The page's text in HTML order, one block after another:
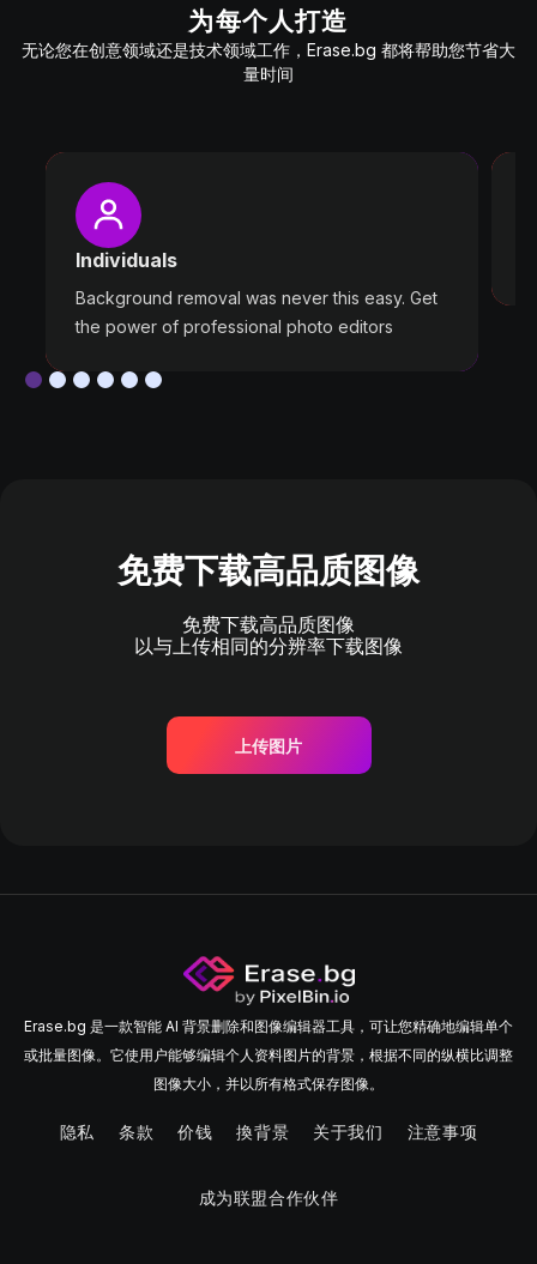
为每个人打造
无论您在创意领域还是技术领域工作，Erase.bg 都将帮助您节省大
量时间
Individuals
Background removal was never this easy. Get
the power of professional photo editors
免费下载高品质图像
免费下载高品质图像
以与上传相同的分辨率下载图像
上传图片
Erase.bg 是一款智能 AI 背景删除和图像编辑器工具，可让您精确地编辑单个
或批量图像。它使用户能够编辑个人资料图片的背景，根据不同的纵横比调整
图像大小，并以所有格式保存图像。
隐私 条款 价钱 換背景 关于我们 注意事项
成为联盟合作伙伴